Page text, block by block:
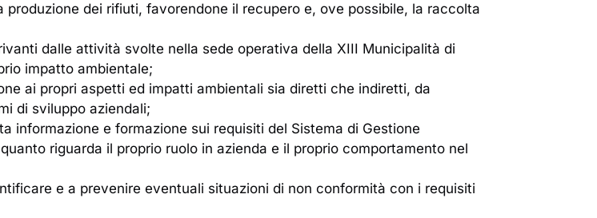
dei rifiuti, favorendone il recupero e, ove possibile, la raccolta
dalle attività svolte nella sede operativa della XIII Municipalità di
impatto ambientale;
ai propri aspetti ed impatti ambientali sia diretti che indiretti, da
di sviluppo aziendali;
informazione e formazione sui requisiti del Sistema di Gestione
riguarda il proprio ruolo in azienda e il proprio comportamento nel
e a prevenire eventuali situazioni di non conformità con i requisiti